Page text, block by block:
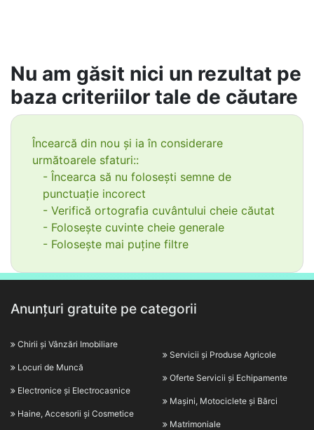
Nu am găsit nici un rezultat pe
baza criteriilor tale de căutare
Încearcă din nou și ia în considerare
următoarele sfaturi::
- Încearca să nu folosești semne de
punctuație incorect
- Verifică ortografia cuvântului cheie căutat
- Folosește cuvinte cheie generale
- Folosește mai puține filtre
Anunțuri gratuite pe categorii
Chirii și Vânzări Imobiliare
Locuri de Muncă
Electronice și Electrocasnice
Haine, Accesorii și Cosmetice
Servicii și Produse Agricole
Oferte Servicii și Echipamente
Mașini, Motociclete și Bărci
Matrimoniale